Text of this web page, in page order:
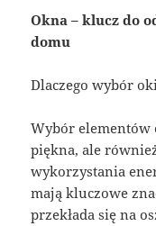
Okna – klucz do
domu
Dlaczego wybór
Wybór
piękna, ale
wykorzystania
mają kluczowe
przekłada się na